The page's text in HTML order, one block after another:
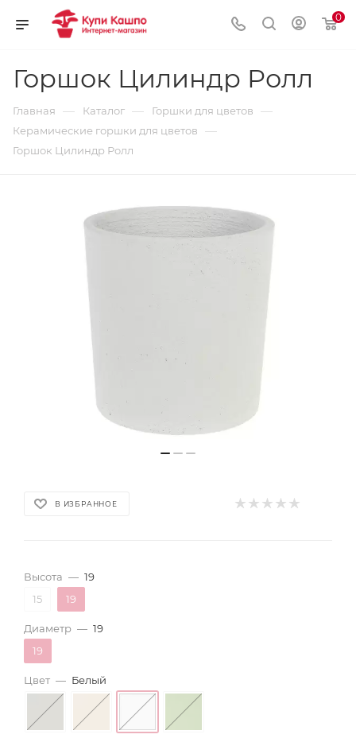
0
Горшок Цилиндр Ролл
Главная — Каталог — Горшки для цветов —
Керамические горшки для цветов —
Горшок Цилиндр Ролл
В ИЗБРАННОЕ
Высота — 19
15
19
Диаметр — 19
19
Цвет — Белый